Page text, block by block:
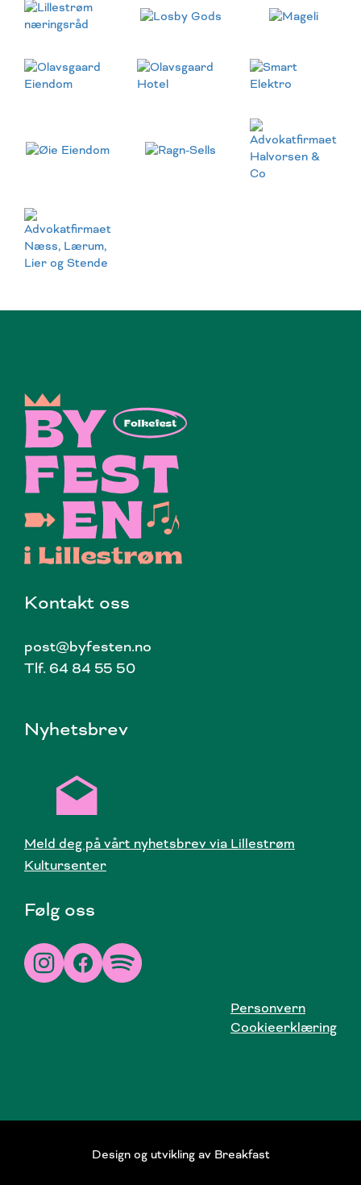
Kontakt oss
post@byfesten.no
Tlf. 64 84 55 50
Nyhetsbrev
Meld deg på vårt nyhetsbrev via Lillestrøm
Kultursenter
Følg oss
Personvern
Cookieerklæring
Design og utvikling av Breakfast